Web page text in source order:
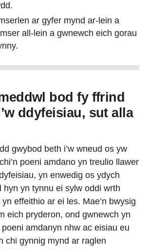
ar gyfer mynd ar-lein a
all-lein a gwnewch eich gorau
bod fy ffrind
ddyfeisiau, sut alla
gwybod beth i’w wneud os yw
poeni amdano yn treulio llawer
yn enwedig os ydych
hyn yn tynnu ei sylw oddi wrth
effeithio ar ei les. Mae’n bwysig
eich pryderon, ond gwnewch yn
amdanyn nhw ac eisiau eu
chi gynnig mynd ar raglen